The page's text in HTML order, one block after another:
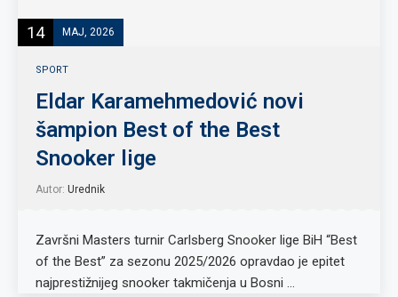
14 MAJ, 2026
SPORT
Eldar Karamehmedović novi
šampion Best of the Best
Snooker lige
Autor: Urednik
Završni Masters turnir Carlsberg Snooker lige BiH “Best
of the Best” za sezonu 2025/2026 opravdao je epitet
najprestižnijeg snooker takmičenja u Bosni …